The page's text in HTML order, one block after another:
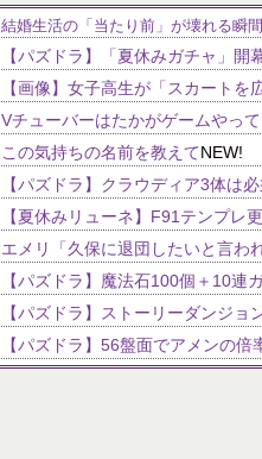
結婚生活の「当たり前」が壊れる瞬間
この気持ちの名前を教えてNEW!